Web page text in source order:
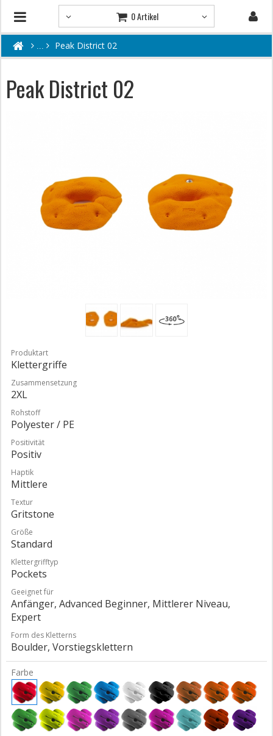
0 Artikel
Peak District 02
Peak District 02
Produktart
Klettergriffe
Zusammensetzung
2XL
Rohstoff
Polyester / PE
Positivität
Positiv
Haptik
Mittlere
Textur
Gritstone
Größe
Standard
Klettergrifftyp
Pockets
Geeignet für
Anfänger, Advanced Beginner, Mittlerer Niveau,
Expert
Form des Kletterns
Boulder, Vorstiegsklettern
Farbe